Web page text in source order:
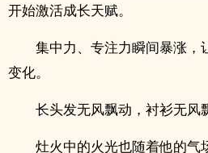
开始激活成长天赋。
集中力、专注力瞬间暴涨，
变化。
长头发无风飘动，衬衫无风
灶火中的火光也随着他的气